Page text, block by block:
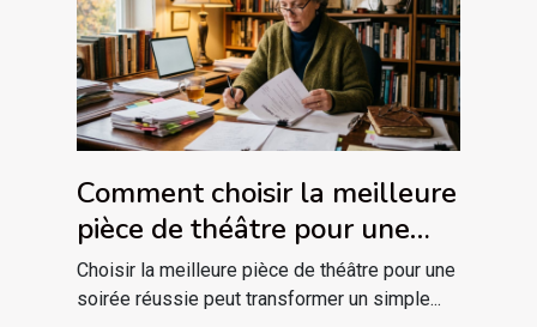
Comment choisir la meilleure
pièce de théâtre pour une
soirée réussie ?
Choisir la meilleure pièce de théâtre pour une
soirée réussie peut transformer un simple...